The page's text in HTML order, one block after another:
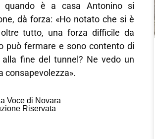
quando è a casa Antonino si
dà forza: «Ho notato che si è
tutto, una forza difficile da
può fermare e sono contento di
fine del tunnel? Ne vedo un
consapevolezza».
Voce di Novara
Riservata